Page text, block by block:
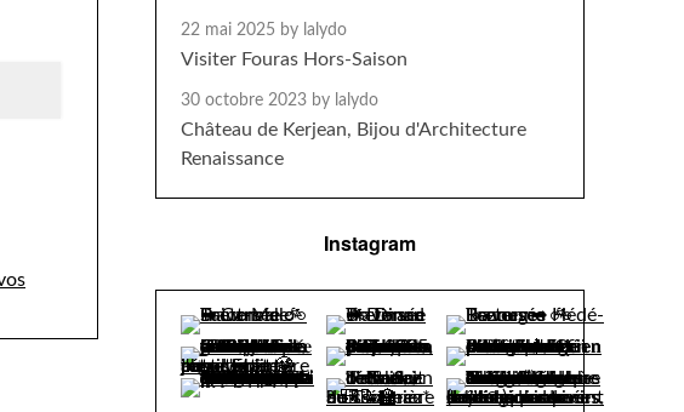
22 mai 2025 by lalydo
Visiter Fouras Hors-Saison
30 octobre 2023 by lalydo
Château de Kerjean, Bijou d'Architecture
Renaissance
Instagram